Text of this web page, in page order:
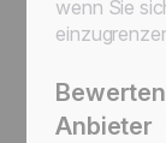
wenn Sie
Anbieter